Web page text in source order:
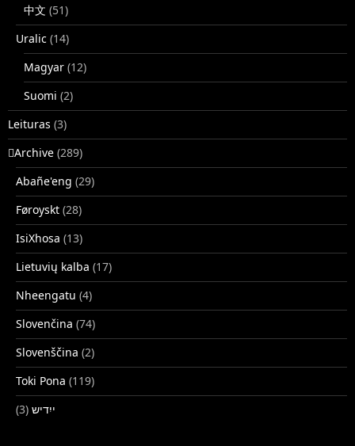
中文 (51)
Uralic (14)
Magyar (12)
Suomi (2)
Leituras (3)
􏿽Archive (289)
Abañe'eng (29)
Føroyskt (28)
IsiXhosa (13)
Lietuvių kalba (17)
Nheengatu (4)
Slovenčina (74)
Slovenščina (2)
Toki Pona (119)
ייִדיש (3)